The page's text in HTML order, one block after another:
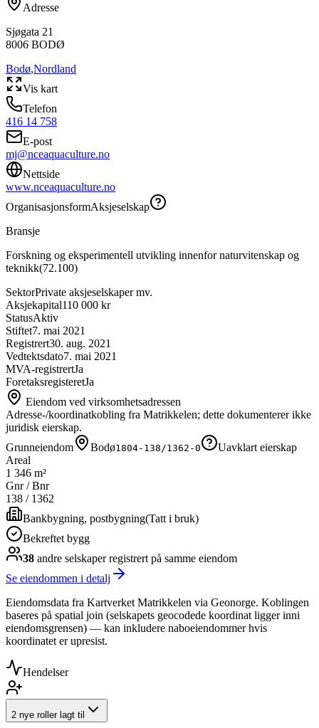
Adresse
Sjøgata 21
8006 BODØ
Bodø,Nordland
Vis kart
Telefon
416 14 758
E-post
mj@nceaquaculture.no
Nettside
www.nceaquaculture.no
OrganisasjonsformAksjeselskap
Bransje
Forskning og eksperimentell utvikling innenfor naturvitenskap og
teknikk(72.100)
SektorPrivate aksjeselskaper mv.
Aksjekapital110 000 kr
StatusAktiv
Stiftet7. mai 2021
Registrert30. aug. 2021
Vedtektsdato7. mai 2021
MVA-registrertJa
ForetaksregisteretJa
Eiendom ved virksomhetsadressen
Adresse-/koordinatkobling fra Matrikkelen; dette dokumenterer ikke
juridisk eierskap.
Grunneiendom
Bodø1804-138/1362-0
Uavklart eierskap
Areal
1 346 m²
Gnr / Bnr
138 / 1362
Bankbygning, postbygning(Tatt i bruk)
Bekreftet bygg
38 andre selskaperregistrert på samme eiendom
Se eiendommen i detalj
Eiendomsdata fra Kartverket Matrikkelen via Geonorge. Koblingen
baseres på spatial join (selskapets geocodede koordinat ligger inni
eiendomsgrensen) — kan inkludere naboeiendommer hvis
koordinatet er upresist.
Hendelser
2 nye roller lagt til